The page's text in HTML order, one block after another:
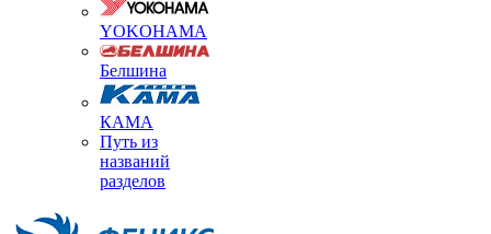
YOKOHAMA
Белшина
КАМА
Путь из
названий
разделов